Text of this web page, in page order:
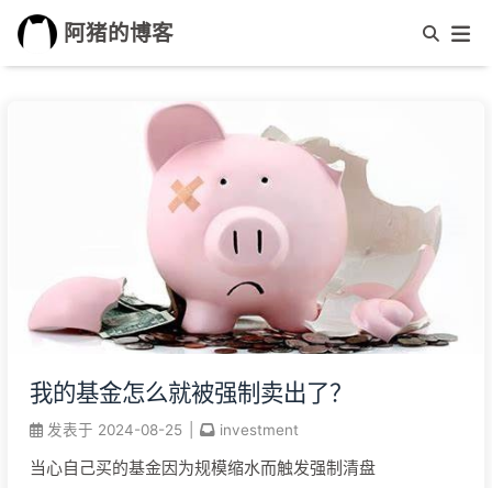
阿猪的博客
我的基金怎么就被强制卖出了？
发表于 2024-08-25 investment
当心自己买的基金因为规模缩水而触发强制清盘